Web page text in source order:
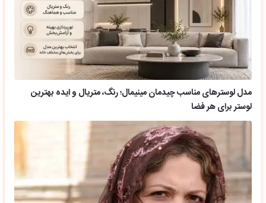
مدل لوسترهای مناسب چیدمان مینیمال؛ رنگ، متریال و ایده بهترین
لوستر برای هر فضا